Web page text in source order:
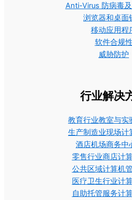
Anti-Virus 防病毒
浏览器和桌面
移动应用程
软件合规性
威胁防护
行业解决
教育行业教室与实
生产制造业现场计
酒店机场商务中
零售行业商店计
公共区域计算机
医疗卫生行业计
自助托管服务计